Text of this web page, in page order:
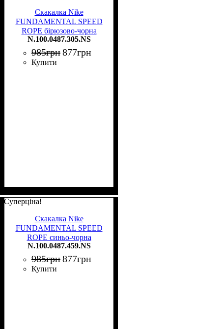
Скакалка Nike
FUNDAMENTAL SPEED
ROPE бірюзово-чорна
N.100.0487.305.NS
N.100.0487.305.NS
985грн877грн
Купити
Суперціна!
Скакалка Nike
FUNDAMENTAL SPEED
ROPE синьо-чорна
N.100.0487.459.NS
N.100.0487.459.NS
985грн877грн
Купити